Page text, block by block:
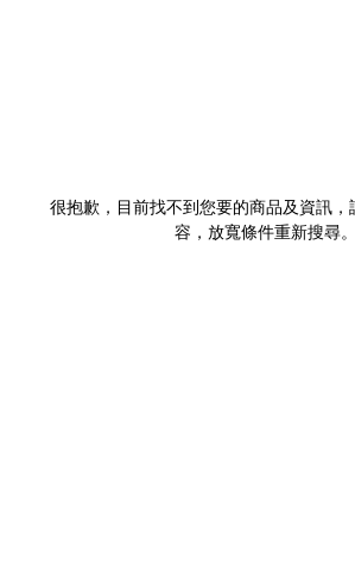
很抱歉，目前找不到您要的商品及資訊
容，放寬條件重新搜尋。